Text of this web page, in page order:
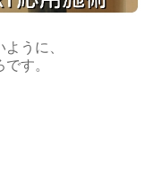
うに、
す。